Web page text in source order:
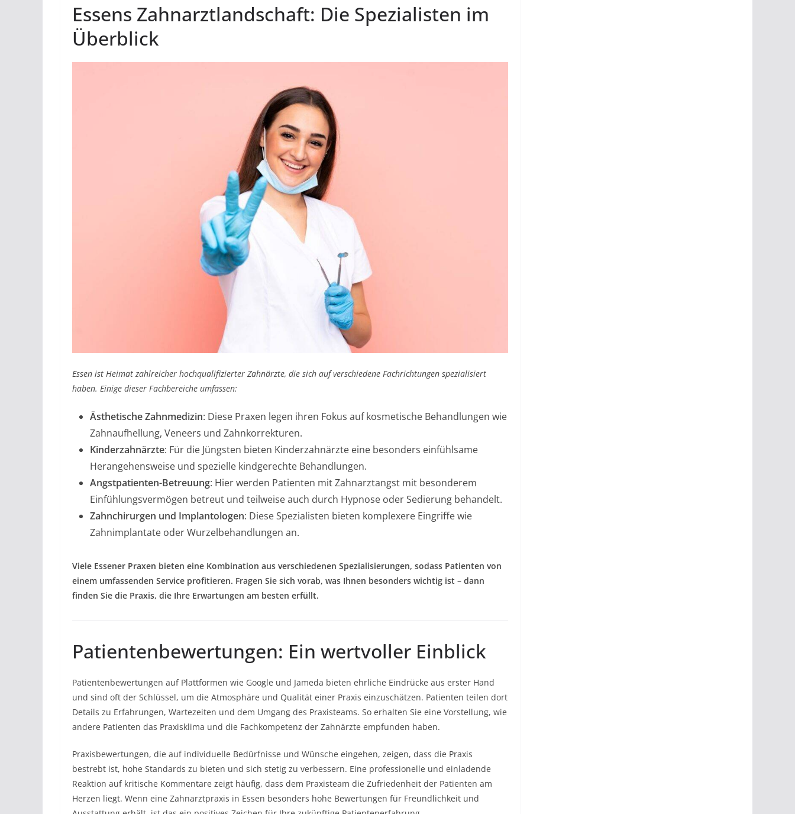
Essens Zahnarztlandschaft: Die Spezialisten im
Überblick
Essen ist Heimat zahlreicher hochqualifizierter Zahnärzte, die sich auf verschiedene Fachrichtungen spezialisiert
haben. Einige dieser Fachbereiche umfassen:
Ästhetische Zahnmedizin: Diese Praxen legen ihren Fokus auf kosmetische Behandlungen wie
Zahnaufhellung, Veneers und Zahnkorrekturen.
Kinderzahnärzte: Für die Jüngsten bieten Kinderzahnärzte eine besonders einfühlsame
Herangehensweise und spezielle kindgerechte Behandlungen.
Angstpatienten-Betreuung: Hier werden Patienten mit Zahnarztangst mit besonderem
Einfühlungsvermögen betreut und teilweise auch durch Hypnose oder Sedierung behandelt.
Zahnchirurgen und Implantologen: Diese Spezialisten bieten komplexere Eingriffe wie
Zahnimplantate oder Wurzelbehandlungen an.
Viele Essener Praxen bieten eine Kombination aus verschiedenen Spezialisierungen, sodass Patienten von
einem umfassenden Service profitieren. Fragen Sie sich vorab, was Ihnen besonders wichtig ist – dann
finden Sie die Praxis, die Ihre Erwartungen am besten erfüllt.
Patientenbewertungen: Ein wertvoller Einblick
Patientenbewertungen auf Plattformen wie Google und Jameda bieten ehrliche Eindrücke aus erster Hand
und sind oft der Schlüssel, um die Atmosphäre und Qualität einer Praxis einzuschätzen. Patienten teilen dort
Details zu Erfahrungen, Wartezeiten und dem Umgang des Praxisteams. So erhalten Sie eine Vorstellung, wie
andere Patienten das Praxisklima und die Fachkompetenz der Zahnärzte empfunden haben.
Praxisbewertungen, die auf individuelle Bedürfnisse und Wünsche eingehen, zeigen, dass die Praxis
bestrebt ist, hohe Standards zu bieten und sich stetig zu verbessern. Eine professionelle und einladende
Reaktion auf kritische Kommentare zeigt häufig, dass dem Praxisteam die Zufriedenheit der Patienten am
Herzen liegt. Wenn eine Zahnarztpraxis in Essen besonders hohe Bewertungen für Freundlichkeit und